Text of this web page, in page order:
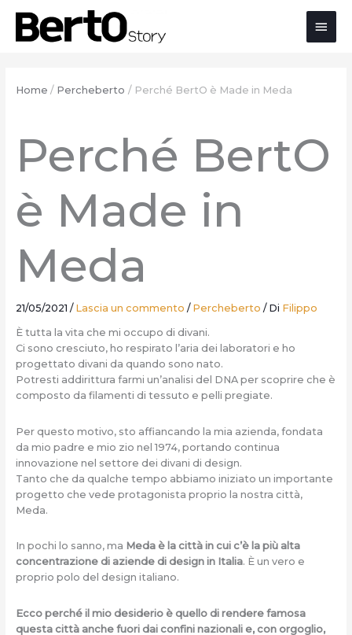
contenuto
navigazione
contenuto
Home Percheberto Perché BertO è Made in Meda
Perché BertO
è Made in
Meda
21/05/2021 / Lascia un commento / Percheberto / Di Filippo
È tutta la vita che mi occupo di divani.
Ci sono cresciuto, ho respirato l’aria dei laboratori e ho
progettato divani da quando sono nato.
Potresti addirittura farmi un’analisi del DNA per scoprire che è
composto da filamenti di tessuto e pelli pregiate.
Per questo motivo, sto affiancando la mia azienda, fondata
da mio padre e mio zio nel 1974, portando continua
innovazione nel settore dei divani di design.
Tanto che da qualche tempo abbiamo iniziato un importante
progetto che vede protagonista proprio la nostra città,
Meda.
In pochi lo sanno, ma Meda è la città in cui c’è la più alta
concentrazione di aziende di design in Italia. È un vero e
proprio polo del design italiano.
Ecco perché il mio desiderio è quello di rendere famosa
questa città anche fuori dai confini nazionali e, con orgoglio,